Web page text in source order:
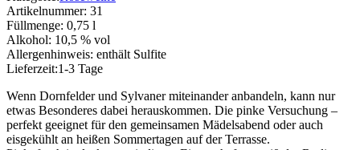
Artikelnummer: 31
Füllmenge: 0,75 l
Alkohol: 10,5 % vol
Allergenhinweis: enthält Sulfite
Lieferzeit:1-3 Tage
Wenn Dornfelder und Sylvaner miteinander anbandeln, kann nur
etwas Besonderes dabei herauskommen. Die pinke Versuchung –
perfekt geeignet für den gemeinsamen Mädelsabend oder auch
eisgekühlt an heißen Sommertagen auf der Terrasse.